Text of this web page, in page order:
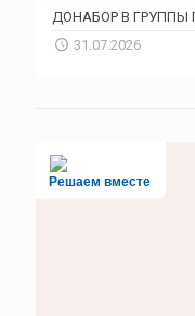
ДОНАБОР В
31.07.2026
Решаем вместе